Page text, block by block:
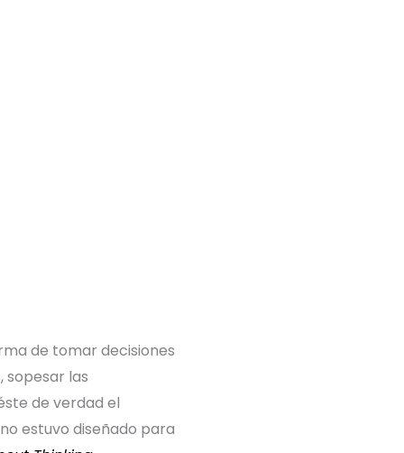
de tomar decisiones
sopesar las
de verdad el
estuvo diseñado para